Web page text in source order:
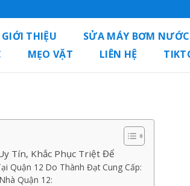
GIỚI THIỆU SỬA MÁY BƠM
MẸO VẶT LIÊN HỆ
Tín, Khắc Phục Triệt Để
Quận 12 Do Thành Đạt Cung Cấp:
Quận 12: